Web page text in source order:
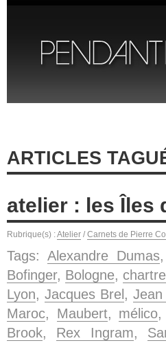
ARTICLES
atelier : les Îles
Rubrique(s) :Atelier / Carnets de Pierre
Tags: Alexandre Dumas,
Bofinger, Bologne,
Lyon, Jacques Brel , Jean
Maroc, Maubert, mélico,
Brook, Rex Ingram,